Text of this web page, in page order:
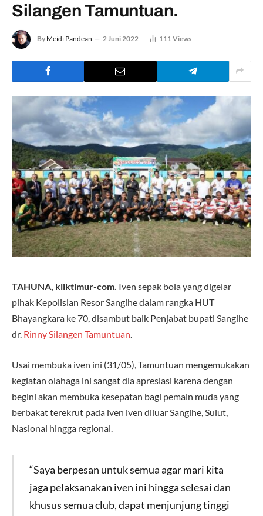
Silangen Tamuntuan.
By Meidi Pandean 2 Juni 2022 111 Views
TAHUNA, kliktimur-com. Iven sepak bola yang digelar
pihak Kepolisian Resor Sangihe dalam rangka HUT
Bhayangkara ke 70, disambut baik Penjabat bupati Sangihe
dr. Rinny Silangen Tamuntuan.
Usai membuka iven ini (31/05), Tamuntuan mengemukakan
kegiatan olahaga ini sangat dia apresiasi karena dengan
begini akan membuka kesepatan bagi pemain muda yang
berbakat terekrut pada iven iven diluar Sangihe, Sulut,
Nasional hingga regional.
“Saya berpesan untuk semua agar mari kita
jaga pelaksanakan iven ini hingga selesai dan
khusus semua club, dapat menjunjung tinggi